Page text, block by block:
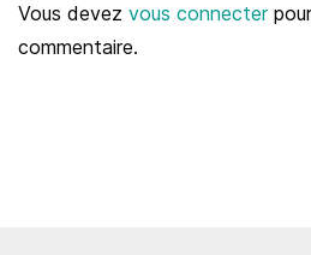
Vous devez vous connecter
commentaire.